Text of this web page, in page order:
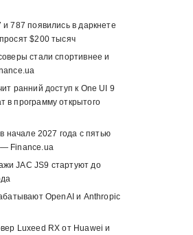
787 появились в даркнете
$200 тысяч
стали спортивнее и
ранний доступ к One UI 9
в программу открытого
начале 2027 года с пятью
Finance.ua
JAC JS9 стартуют до
OpenAI и Anthropic
Luxeed RX от Huawei и